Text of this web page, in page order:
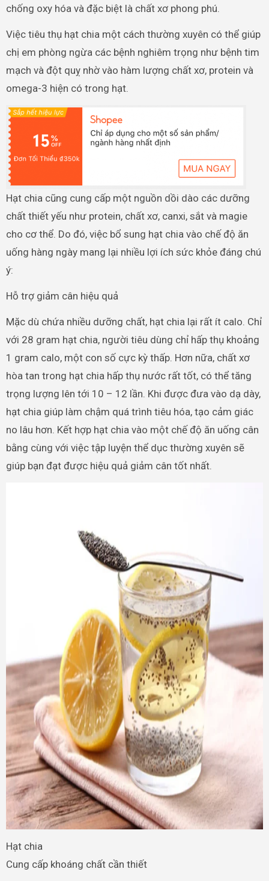
chống oxy hóa và đặc biệt là chất xơ phong phú.
Việc tiêu thụ hạt chia một cách thường xuyên có thể giúp
chị em phòng ngừa các bệnh nghiêm trọng như bệnh tim
mạch và đột quỵ nhờ vào hàm lượng chất xơ, protein và
omega-3 hiện có trong hạt.
Hạt chia cũng cung cấp một nguồn dồi dào các dưỡng
chất thiết yếu như protein, chất xơ, canxi, sắt và magie
cho cơ thể. Do đó, việc bổ sung hạt chia vào chế độ ăn
uống hàng ngày mang lại nhiều lợi ích sức khỏe đáng chú
ý:
Hỗ trợ giảm cân hiệu quả
Mặc dù chứa nhiều dưỡng chất, hạt chia lại rất ít calo. Chỉ
với 28 gram hạt chia, người tiêu dùng chỉ hấp thụ khoảng
1 gram calo, một con số cực kỳ thấp. Hơn nữa, chất xơ
hòa tan trong hạt chia hấp thụ nước rất tốt, có thể tăng
trọng lượng lên tới 10 – 12 lần. Khi được đưa vào dạ dày,
hạt chia giúp làm chậm quá trình tiêu hóa, tạo cảm giác
no lâu hơn. Kết hợp hạt chia vào một chế độ ăn uống cân
bằng cùng với việc tập luyện thể dục thường xuyên sẽ
giúp bạn đạt được hiệu quả giảm cân tốt nhất.
Hạt chia
Cung cấp khoáng chất cần thiết